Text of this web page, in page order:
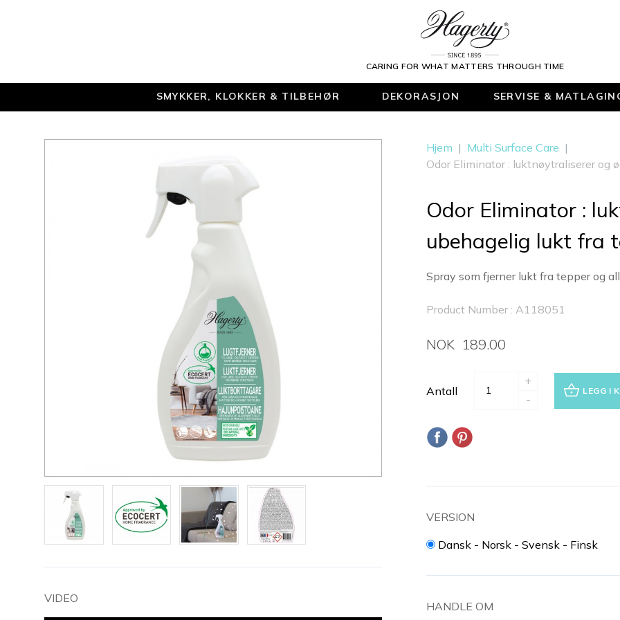
CARING FOR WHAT MATTERS THROUGH TIME
SMYKKER, KLOKKER & TILBEHØR DEKORASJON SERVISE &
VIDEO
Hjem | Multi Surface Care |
Odor Eliminator : luktnøytraliserer og
Odor Eliminator :
ubehagelig lukt fra
Spray som fjerner lukt fra tepper og
Product Number : A118051
NOK 189.00
Antall
+
-
LEGG I
VERSION
Dansk - Norsk - Svensk - Finsk
HANDLE OM